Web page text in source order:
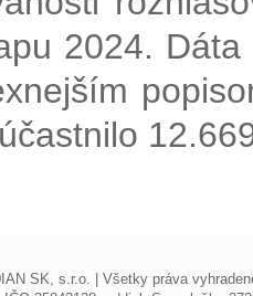
2024.
SK, s.r.o. | Všetky práva